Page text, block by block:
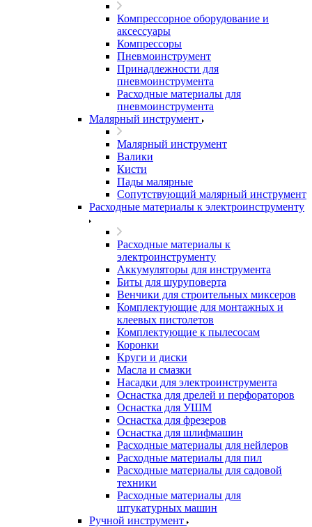
Компрессорное оборудование и
аксессуары
Компрессоры
Пневмоинструмент
Принадлежности для
пневмоинструмента
Расходные материалы для
пневмоинструмента
Малярный инструмент
Малярный инструмент
Валики
Кисти
Пады малярные
Сопутствующий малярный инструмент
Расходные материалы к электроинструменту
Расходные материалы к
электроинструменту
Аккумуляторы для инструмента
Биты для шуруповерта
Венчики для строительных миксеров
Комплектующие для монтажных и
клеевых пистолетов
Комплектующие к пылесосам
Коронки
Круги и диски
Масла и смазки
Насадки для электроинструмента
Оснастка для дрелей и перфораторов
Оснастка для УШМ
Оснастка для фрезеров
Оснастка для шлифмашин
Расходные материалы для нейлеров
Расходные материалы для пил
Расходные материалы для садовой
техники
Расходные материалы для
штукатурных машин
Ручной инструмент